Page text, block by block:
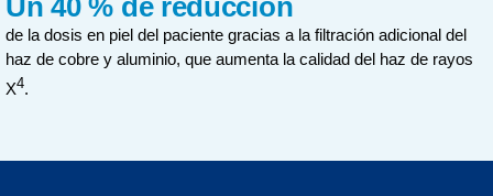
de la dosis en piel del paciente gracias a la filtración adicional del
haz de cobre y aluminio, que aumenta la calidad del haz de rayos
X4.